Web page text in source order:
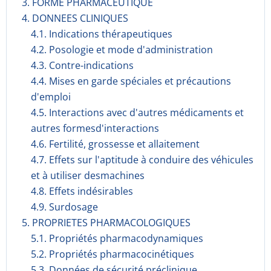
4. DONNEES CLINIQUES
4.1. Indications thérapeutiques
4.2. Posologie et mode d'administration
4.3. Contre-indications
4.4. Mises en garde spéciales et précautions
d'emploi
4.5. Interactions avec d'autres médicaments et
autres formesd'interactions
4.6. Fertilité, grossesse et allaitement
4.7. Effets sur l'aptitude à conduire des véhicules
et à utiliser desmachines
4.8. Effets indésirables
4.9. Surdosage
5. PROPRIETES PHARMACOLOGIQUES
5.1. Propriétés pharmacodynami­ques
5.2. Propriétés pharmacocinéti­ques